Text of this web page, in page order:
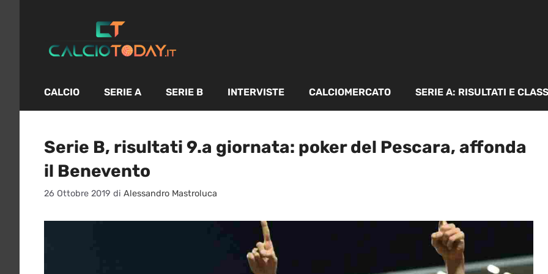
contenuto
CALCIO SERIE A SERIE B INTERVISTE CALCIOMERCATO SERIE A: RISULTATI E
Serie B, risultati 9.a giornata: poker del Pescara, affonda
il Benevento
26 Ottobre 2019 di Alessandro Mastroluca